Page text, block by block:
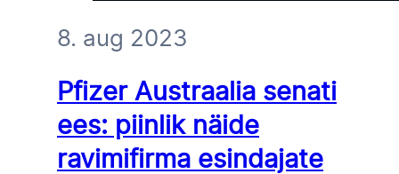
8. aug 2023
Pfizer Austraalia senati
ees: piinlik näide
ravimifirma esindajate